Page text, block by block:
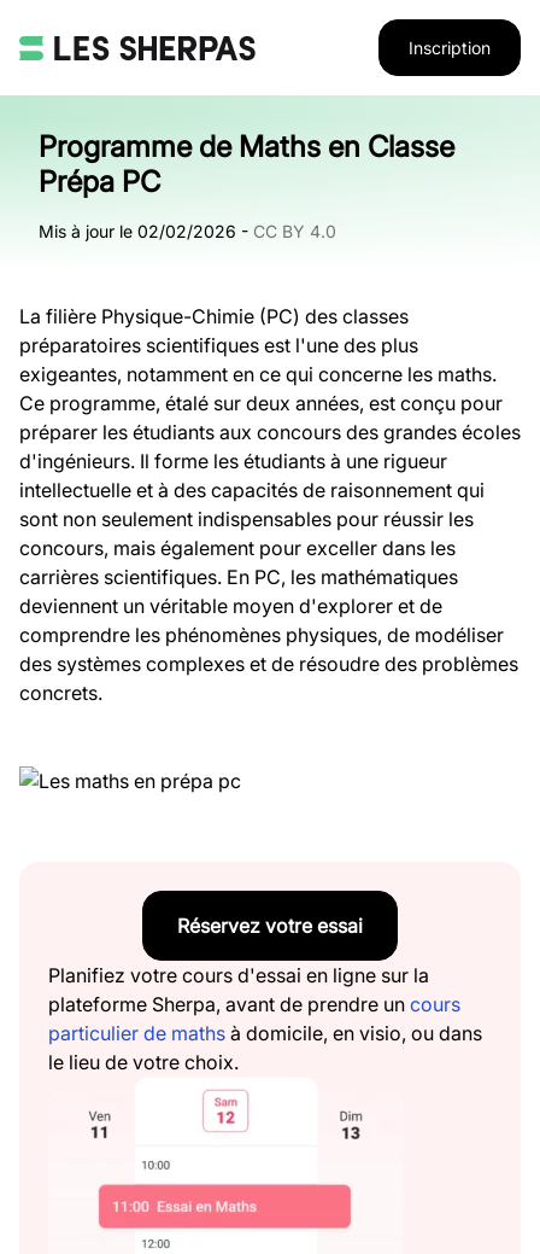
Inscription
Programme de Maths en Classe
Prépa PC
Mis à jour le 02/02/2026 - CC BY 4.0
La filière Physique-Chimie (PC) des classes
préparatoires scientifiques est l'une des plus
exigeantes, notamment en ce qui concerne les maths.
Ce programme, étalé sur deux années, est conçu pour
préparer les étudiants aux concours des grandes écoles
d'ingénieurs. Il forme les étudiants à une rigueur
intellectuelle et à des capacités de raisonnement qui
sont non seulement indispensables pour réussir les
concours, mais également pour exceller dans les
carrières scientifiques. En PC, les mathématiques
deviennent un véritable moyen d'explorer et de
comprendre les phénomènes physiques, de modéliser
des systèmes complexes et de résoudre des problèmes
concrets.
Réservez votre essai
Planifiez votre cours d'essai en ligne sur la
plateforme Sherpa, avant de prendre un cours
particulier de maths à domicile, en visio, ou dans
le lieu de votre choix.